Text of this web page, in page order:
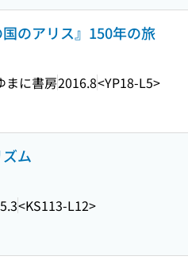
のアリス』150年の旅
まに書房2016.8<YP18-L5>
ム
<KS113-L12>